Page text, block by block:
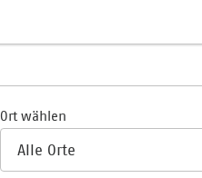
Ort wählen